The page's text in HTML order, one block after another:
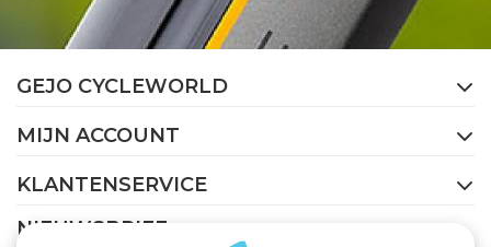
GEJO CYCLEWORLD
MIJN ACCOUNT
KLANTENSERVICE
NIEUWSBRIEF